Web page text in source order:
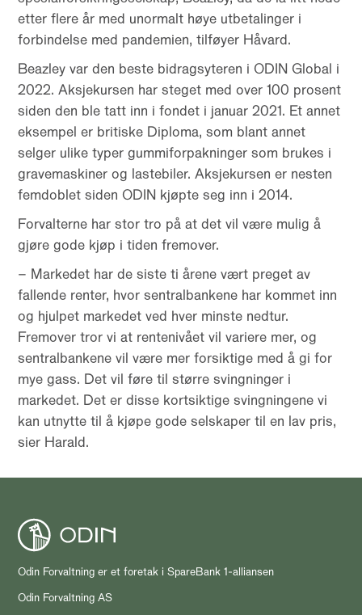
etter flere år med unormalt høye utbetalinger i
forbindelse med pandemien, tilføyer Håvard.
Beazley var den beste bidragsyteren i ODIN Global i
2022. Aksjekursen har steget med over 100 prosent
siden den ble tatt inn i fondet i januar 2021. Et annet
eksempel er britiske Diploma, som blant annet
selger ulike typer gummiforpakninger som brukes i
gravemaskiner og lastebiler. Aksjekursen er nesten
femdoblet siden ODIN kjøpte seg inn i 2014.
Forvalterne har stor tro på at det vil være mulig å
gjøre gode kjøp i tiden fremover.
– Markedet har de siste ti årene vært preget av
fallende renter, hvor sentralbankene har kommet inn
og hjulpet markedet ved hver minste nedtur.
Fremover tror vi at rentenivået vil variere mer, og
sentralbankene vil være mer forsiktige med å gi for
mye gass. Det vil føre til større svingninger i
markedet. Det er disse kortsiktige svingningene vi
kan utnytte til å kjøpe gode selskaper til en lav pris,
sier Harald.
Odin Forvaltning er et foretak i SpareBank 1-alliansen
Odin Forvaltning AS